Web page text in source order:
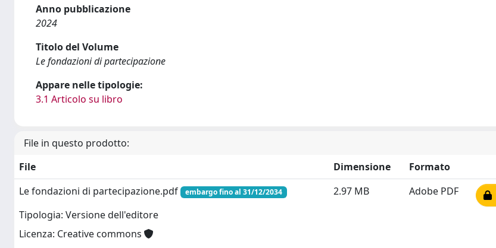
Anno pubblicazione
2024
Titolo del Volume
Le fondazioni di partecipazione
Appare nelle tipologie:
3.1 Articolo su libro
File in questo prodotto:
File
Dimensione
Formato
Le fondazioni di partecipazione.pdf
embargo fino al 31/12/2034
Tipologia: Versione dell'editore
Licenza: Creative commons
2.97 MB Adobe PDF